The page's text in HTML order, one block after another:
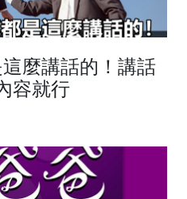
麼講話的！講話
容就行